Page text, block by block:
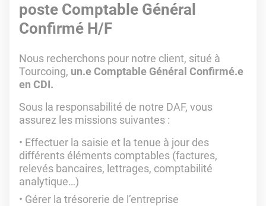
poste Comptable Général
Confirmé H/F
Nous recherchons pour notre client, situé à
Tourcoing, un.e Comptable Général Confirmé.e
en CDI.
Sous la responsabilité de notre DAF, vous
assurez les missions suivantes :
Effectuer la saisie et la tenue à jour des
différents éléments comptables (factures,
relevés bancaires, lettrages, comptabilité
analytique…)
Gérer la trésorerie de l’entreprise